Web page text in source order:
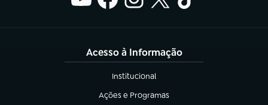
Acesso à Informação
Institucional
(abre em nova aba)
Ações e Programas
(abre em nova aba)